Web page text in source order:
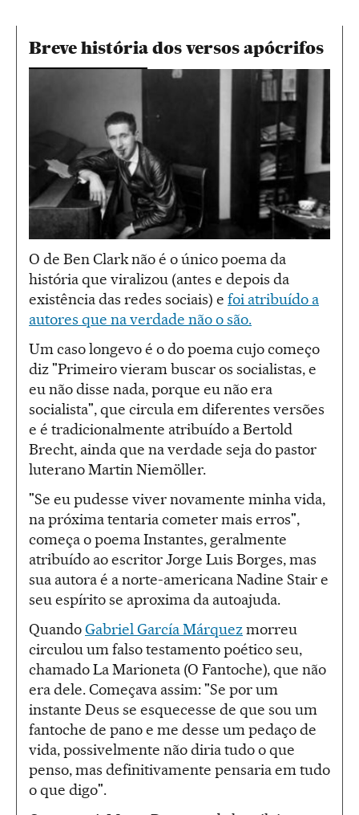
Breve história dos versos apócrifos
O de Ben Clark não é o único poema da
história que viralizou (antes e depois da
existência das redes sociais) e foi atribuído a
autores que na verdade não o são.
Um caso longevo é o do poema cujo começo
diz "Primeiro vieram buscar os socialistas, e
eu não disse nada, porque eu não era
socialista", que circula em diferentes versões
e é tradicionalmente atribuído a Bertold
Brecht, ainda que na verdade seja do pastor
luterano Martin Niemöller.
"Se eu pudesse viver novamente minha vida,
na próxima tentaria cometer mais erros",
começa o poema Instantes, geralmente
atribuído ao escritor Jorge Luis Borges, mas
sua autora é a norte-americana Nadine Stair e
seu espírito se aproxima da autoajuda.
QuandoGabriel García Márquezmorreu
circulou um falso testamento poético seu,
chamado La Marioneta (O Fantoche), que não
era dele. Começava assim: "Se por um
instante Deus se esquecesse de que sou um
fantoche de pano e me desse um pedaço de
vida, possivelmente não diria tudo o que
penso, mas definitivamente pensaria em tudo
o que digo".